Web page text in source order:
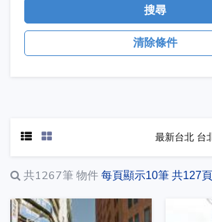
搜尋
清除條件
最新台北 台
共1267筆 物件 每頁顯示10筆 共127頁